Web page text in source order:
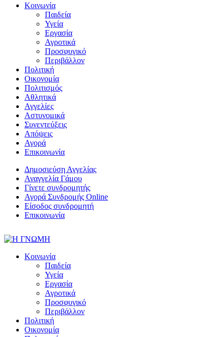
Κοινωνία
Παιδεία
Υγεία
Εργασία
Αγροτικά
Προσφυγικό
Περιβάλλον
Πολιτική
Οικονομία
Πολιτισμός
Αθλητικά
Αγγελίες
Αστυνομικά
Συνεντεύξεις
Απόψεις
Αγορά
Επικοινωνία
Δημοσιεύση Αγγελίας
Αναγγελία Γάμου
Γίνετε συνδρομητής
Αγορά Συνδρομής Online
Είσοδος συνδρομητή
Επικοινωνία
Κοινωνία
Παιδεία
Υγεία
Εργασία
Αγροτικά
Προσφυγικό
Περιβάλλον
Πολιτική
Οικονομία